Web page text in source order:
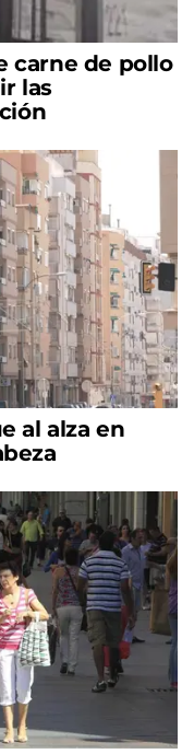
carne de pollo
las
al alza en